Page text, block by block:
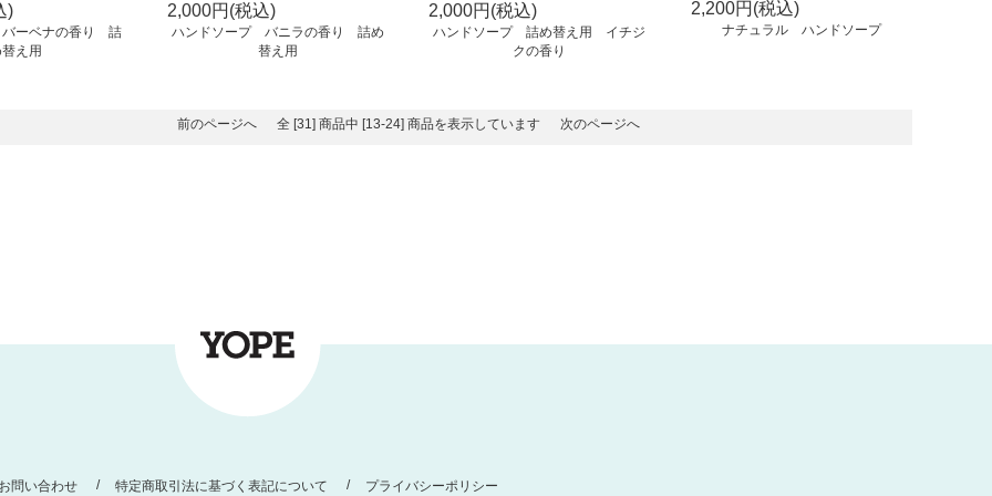
)
ーベナの香り 詰
え用
2,000円(税込)
ハンドソープ バニラの香り 詰め
替え用
2,000円(税込)
ハンドソープ 詰め替え用 イチジ
クの香り
2,200円(税込)
ナチュラル ハンドソープ
前のページへ 全 [31] 商品中 [13-24] 商品を表示しています 次のページへ
お問い合わせ 特定商取引法に基づく表記について プライバシーポリシー